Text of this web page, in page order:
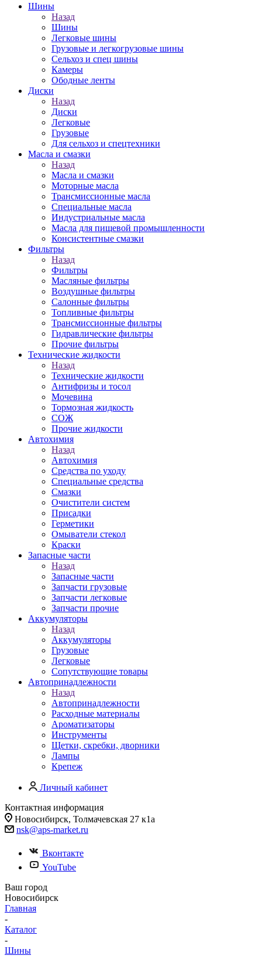
Шины
Назад
Шины
Легковые шины
Грузовые и легкогрузовые шины
Сельхоз и спец шины
Камеры
Ободные ленты
Диски
Назад
Диски
Легковые
Грузовые
Для сельхоз и спецтехники
Масла и смазки
Назад
Масла и смазки
Моторные масла
Трансмиссионные масла
Специальные масла
Индустриальные масла
Масла для пищевой промышленности
Консистентные смазки
Фильтры
Назад
Фильтры
Масляные фильтры
Воздушные фильтры
Салонные фильтры
Топливные фильтры
Трансмиссионные фильтры
Гидравлические фильтры
Прочие фильтры
Технические жидкости
Назад
Технические жидкости
Антифризы и тосол
Мочевина
Тормозная жидкость
СОЖ
Прочие жидкости
Автохимия
Назад
Автохимия
Средства по уходу
Специальные средства
Смазки
Очистители систем
Присадки
Герметики
Омыватели стекол
Краски
Запасные части
Назад
Запасные части
Запчасти грузовые
Запчасти легковые
Запчасти прочие
Аккумуляторы
Назад
Аккумуляторы
Грузовые
Легковые
Сопутствующие товары
Автопринадлежности
Назад
Автопринадлежности
Расходные материалы
Ароматизаторы
Инструменты
Щетки, скребки, дворники
Лампы
Крепеж
Личный кабинет
Контактная информация
Новосибирск, Толмачевская 27 к1а
nsk@aps-market.ru
Вконтакте
YouTube
Ваш город
Новосибирск
Главная
-
Каталог
-
Шины